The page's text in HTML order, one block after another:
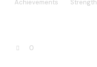
Achievements Strength
0